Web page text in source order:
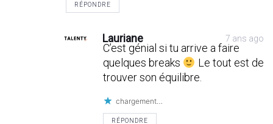
RÉPONDRE
Lauriane 7 ans ago
C’est génial si tu arrive a faire
quelques breaks
Le tout est de
trouver son équilibre.
chargement…
RÉPONDRE